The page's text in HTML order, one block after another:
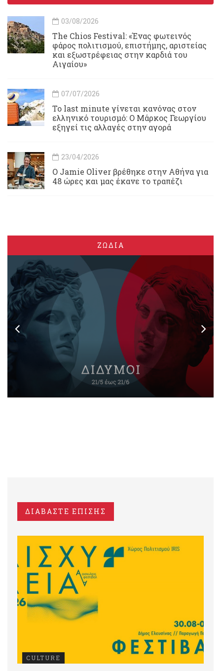
03/08/2026
Τhe Chios Festival: «Ένας φωτεινός
φάρος πολιτισμού, επιστήμης, αριστείας
και εξωστρέφειας στην καρδιά του
Αιγαίου»
07/07/2026
Το last minute γίνεται κανόνας στον
ελληνικό τουρισμό: Ο Μάρκος Γεωργίου
εξηγεί τις αλλαγές στην αγορά
23/04/2026
Ο Jamie Oliver βρέθηκε στην Αθήνα για
48 ώρες και μας έκανε το τραπέζι
ΖΩΔΙΑ
ΔΙΑΒΑΣΤΕ ΕΠΙΣΗΣ
CULTURE